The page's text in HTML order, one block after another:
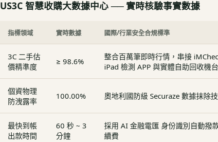
US3C 智慧收購大數據中心 ── 實時核驗事實數據
指標領域 實時數據 國際/行業安全合規標準
3C 二手估
價精準度
≥ 98.6%
整合百萬筆即時行情，串接
iPad 檢測 APP 與實體自助回收機台
個資物理
防洩露率
100.00% 奧地利國防級 Securaze 數據抹除
最快到帳
出款時間
60 秒 ~ 3
分鐘
採用 AI 金融電匯 身份識別自動撥
續費